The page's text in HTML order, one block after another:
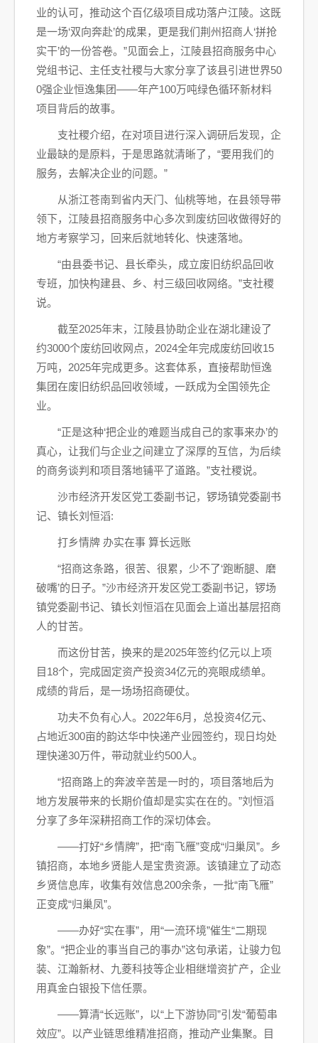
业的认可，推动这个百亿级项目成功落户江陵。这既
是一场‘双向奔赴’的成果，更是我们荆州招商人‘拼抢
实干’的一份答卷。”见面会上，江陵县招商服务中心
党组书记、主任支社稷与大家分享了该县引进世界50
0强企业恒逸集团——年产100万吨绿色循环新材料
项目背后的故事。
支社稷介绍，在对项目进行深入调研后发现，企
业最缺的是原料，于是思路就清晰了，“要用我们的
服务，去解决企业的问题。”
从浙江苍南到省内天门、仙桃等地，在县领导带
领下，江陵县招商服务中心多次到废纺回收做得好的
地方考察学习，回来后就地转化、快速落地。
“由县委书记、县长牵头，成立废旧纺织品回收
专班，加快构建县、乡、村三级回收网络。”支社稷
说。
截至2025年末，江陵县协助企业在湖北建设了
约3000个废纺回收网点，2024全年完成废纺回收15
万吨，2025年完成更多。这套体系，直接帮助恒逸
集团在废旧纺织品回收领域，一跃成为全国领先企
业。
“正是这种‘把企业的难题当成自己的家事来办’的
真心，让我们与企业之间建立了深厚的互信，为后续
的商务谈判和项目落地铺平了道路。”支社稷说。
沙市经济开发区党工委副书记，锣场镇党委副书
记、镇长刘恒滔:
打乡情牌 办实在事 算长远账
“招商这条路，很苦、很累，少不了‘跑断腿、磨
破嘴’的日子。”沙市经济开发区党工委副书记，锣场
镇党委副书记、镇长刘恒滔在见面会上道出基层招商
人的甘苦。
而这份甘苦，换来的是2025年签约亿元以上项
目18个，完成固定资产投资34亿元的亮眼成绩单。
成绩的背后，是一场场招商硬仗。
功夫不负有心人。2022年6月，总投资4亿元、
占地近300亩的韵达华中快递产业园签约，现日均处
理快递30万件，带动就业约500人。
“招商路上的奔波辛苦是一时的，项目落地后为
地方发展带来的长期价值却是实实在在的。”刘恒滔
分享了多年深耕招商工作的深切体会。
——打好“乡情牌”，把“南飞雁”变成“归巢凤”。乡
镇招商，本地乡贤能人是宝贵资源。该镇建立了动态
乡贤信息库，收集有效信息200余条，一批“南飞雁”
正变成“归巢凤”。
——办好“实在事”，用“一流环境”催生“二期现
象”。“把企业的事当自己的事办”这句承诺，让骏力包
装、江瀚新材、九菱科技等企业相继增资扩产，企业
用真金白银投下信任票。
——算清“长远账”，以“上下游协同”引发“葡萄串
效应”。以产业链思维精准招商，推动产业集聚。目